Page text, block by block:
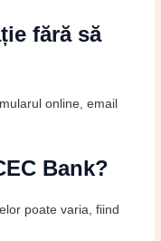
fără să
online, email
Bank?
poate varia, fiind